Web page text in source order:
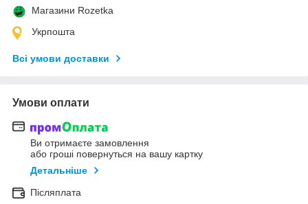
Магазини Rozetka
Укрпошта
Всі умови доставки
Умови оплати
Ви отримаєте замовлення
або гроші повернуться на вашу картку
Детальніше
Післяплата